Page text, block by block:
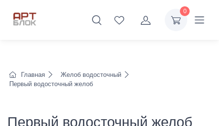
0
Главная
Желоб водосточный
Первый водосточный желоб
Первый водосточный желоб